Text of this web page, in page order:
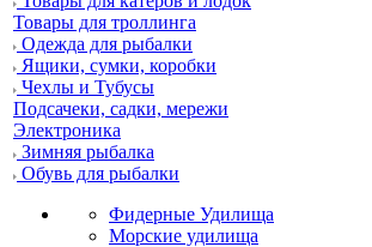
Товары для троллинга
Одежда для рыбалки
Ящики, сумки, коробки
Чехлы и Тубусы
Подсачеки, садки, мережи
Электроника
Зимняя рыбалка
Обувь для рыбалки
Фидерные Удилища
Морские удилища